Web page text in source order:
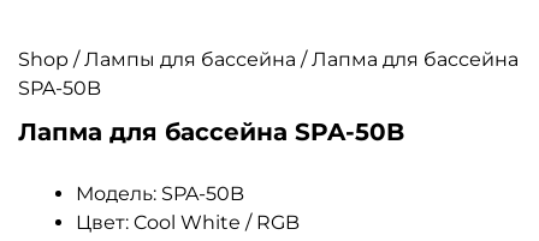
Shop /Лампы для бассейна / Лапма для бассейна
SPA-50B
Лапма для бассейна SPA-50B
Модель: SPA-50B
Цвет: Cool White / RGB